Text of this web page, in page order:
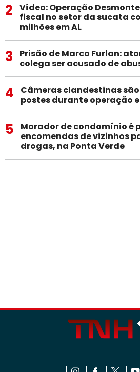
2
Vídeo: Operação
fiscal no setor da sucata
milhões em AL
3
Prisão de Marco Furlan:
colega ser acusado de
4
Câmeras clandestinas
postes durante operação
5
Morador de condomínio é
encomendas de vizinhos
drogas, na Ponta Verde